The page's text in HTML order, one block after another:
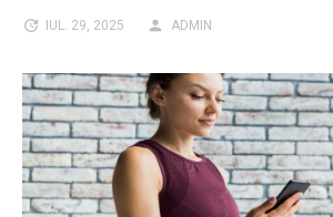
IUL. 29, 2025 ADMIN